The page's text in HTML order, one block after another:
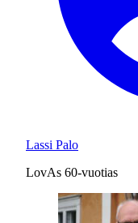
Lassi Palo
LovAs 60-vuotias